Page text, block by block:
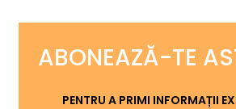
ABONEAZĂ-TE
PENTRU A PRIMI INFORMAȚII